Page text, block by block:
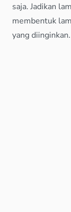
saja. Jadikan
membentuk
yang diinginkan.